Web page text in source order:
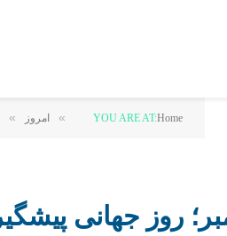
YOU ARE AT:Home
» امروز »